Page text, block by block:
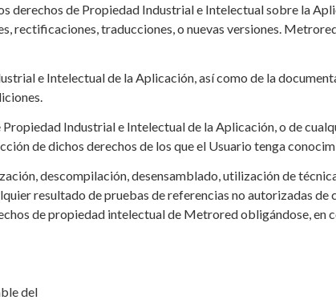
de Propiedad Industrial e Intelectual sobre la
rectificaciones, traducciones, o nuevas versiones.
e Intelectual de la Aplicación, así como de la
Industrial e Intelectual de la Aplicación, o de
de dichos derechos de los que el Usuario tenga
descompilación, desensamblado, utilización de
resultado de pruebas de referencias no autorizadas de
de propiedad intelectual de Metrored obligándose, en
del